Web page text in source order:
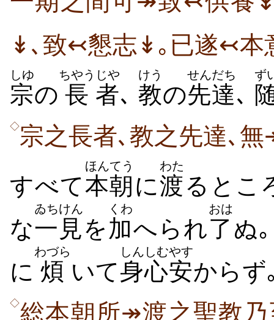
↡､致↢懇志↡｡已遂↢本
宗
しゆ
の 長
ちやう
者
じや
､ 教
けう
の先達
せんだち
､
ず
◇宗之長者､教之先達､
すべて本朝
ほんてう
に渡
わた
るとこ
な一見
ゐちけん
を加
くわ
へられ了
おは
ぬ
に 煩
わづら
いて身心
しんしむ
安
やす
からず
◇総本朝所↠渡之聖教